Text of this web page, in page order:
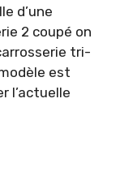
d’une
2 coupé on
tri-
est
l’actuelle